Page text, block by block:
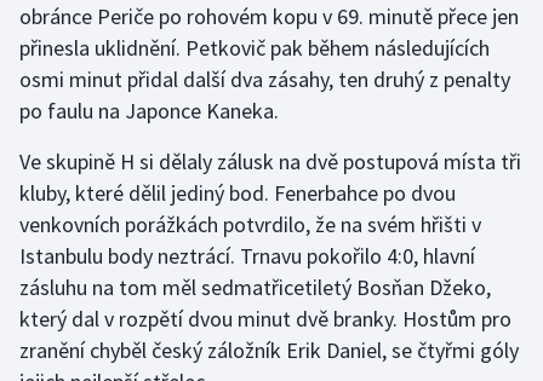
Motorsport
Olympijské hry
Plavání
Plážový volejbal
Ragby
obránce Periče po rohovém kopu v 69. minutě přece jen
přinesla uklidnění. Petkovič pak během následujících
osmi minut přidal další dva zásahy, ten druhý z penalty
po faulu na Japonce Kaneka.
Ve skupině H si dělaly zálusk na dvě postupová místa tři
kluby, které dělil jediný bod. Fenerbahce po dvou
venkovních porážkách potvrdilo, že na svém hřišti v
Istanbulu body neztrácí. Trnavu pokořilo 4:0, hlavní
zásluhu na tom měl sedmatřicetiletý Bosňan Džeko,
který dal v rozpětí dvou minut dvě branky. Hostům pro
zranění chyběl český záložník Erik Daniel, se čtyřmi góly